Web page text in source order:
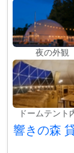
夜の外観
ドームテント
響きの森